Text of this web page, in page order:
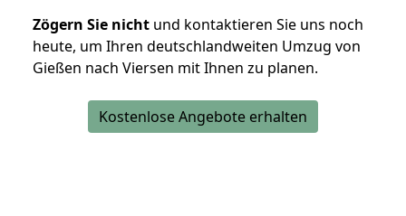
Zögern Sie nicht und kontaktieren Sie uns noch
heute, um Ihren deutschlandweiten Umzug von
Gießen nach Viersen mit Ihnen zu planen.
Kostenlose Angebote erhalten